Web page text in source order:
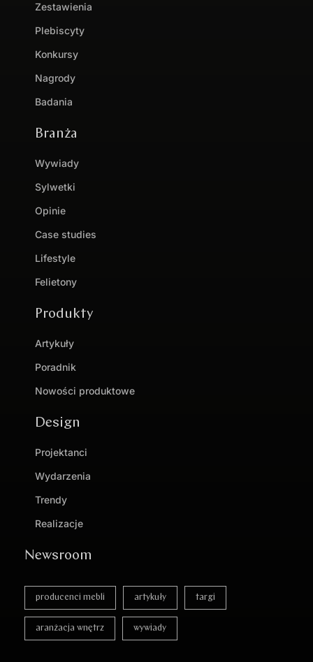
Zestawienia
Plebiscyty
Konkursy
Nagrody
Badania
Branża
Wywiady
Sylwetki
Opinie
Case studies
Lifestyle
Felietony
Produkty
Artykuły
Poradnik
Nowości produktowe
Design
Projektanci
Wydarzenia
Trendy
Realizacje
Newsroom
producenci mebli artykuły targi
aranżacja wnętrz wywiady